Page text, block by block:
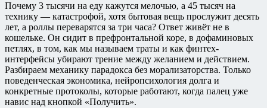
Почему 3 тысячи на еду кажутся мелочью, а 45 тысяч на
технику — катастрофой, хотя бытовая вещь прослужит десять
лет, а роллы переварятся за три часа? Ответ живёт не в
кошельке. Он сидит в префронтальной коре, в дофаминовых
петлях, в том, как мы называем траты и как финтех-
интерфейсы убирают трение между желанием и действием.
Разбираем механику парадокса без морализаторства. Только
поведенческая экономика, нейропсихология долга и
конкретные протоколы, которые работают, когда палец уже
навис над кнопкой «Получить».